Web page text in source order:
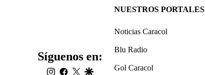
Síguenos en:
instagram
facebook
twittergoogle
NUESTROS PORTALES
Noticias Caracol
Blu Radio
Gol Caracol